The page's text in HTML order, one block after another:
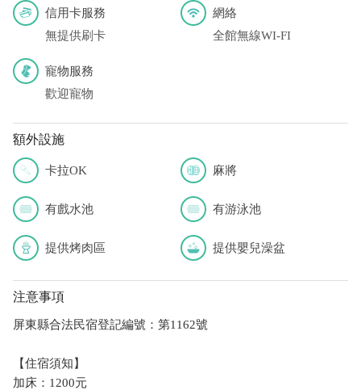
信用卡服務
無提供刷卡
網絡
全館無線WI-FI
寵物服務
歡迎寵物
額外設施
卡拉OK 麻將
有戲水池 有游泳池
提供烤肉區 提供嬰兒澡盆
注意事項
屏東縣合法民宿登記編號：第1162號
【住宿須知】
加床：1200元